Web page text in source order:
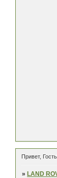
Привет,
»LAND